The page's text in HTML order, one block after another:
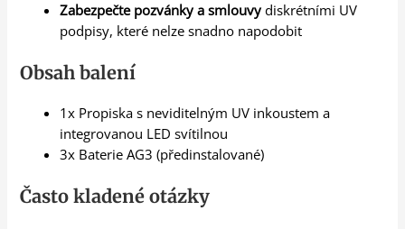
Zabezpečte pozvánky a smlouvy diskrétními UV
podpisy, které nelze snadno napodobit
Obsah balení
1x Propiska s neviditelným UV inkoustem a
integrovanou LED svítilnou
3x Baterie AG3 (předinstalované)
Často kladené otázky